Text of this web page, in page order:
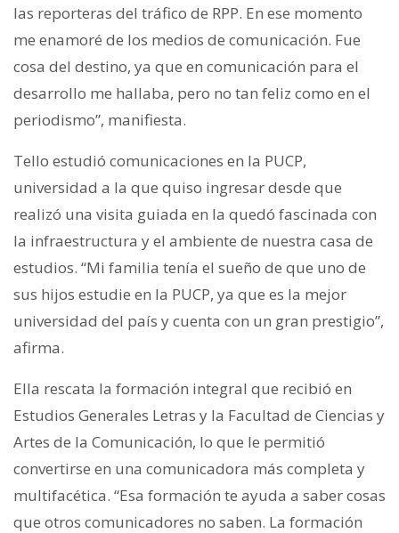
las reporteras del tráfico de RPP. En ese momento
me enamoré de los medios de comunicación. Fue
cosa del destino, ya que en comunicación para el
desarrollo me hallaba, pero no tan feliz como en el
periodismo”, manifiesta.
Tello estudió comunicaciones en la PUCP,
universidad a la que quiso ingresar desde que
realizó una visita guiada en la quedó fascinada con
la infraestructura y el ambiente de nuestra casa de
estudios. “Mi familia tenía el sueño de que uno de
sus hijos estudie en la PUCP, ya que es la mejor
universidad del país y cuenta con un gran prestigio”,
afirma.
Ella rescata la formación integral que recibió en
Estudios Generales Letras y la Facultad de Ciencias y
Artes de la Comunicación, lo que le permitió
convertirse en una comunicadora más completa y
multifacética. “Esa formación te ayuda a saber cosas
que otros comunicadores no saben. La formación